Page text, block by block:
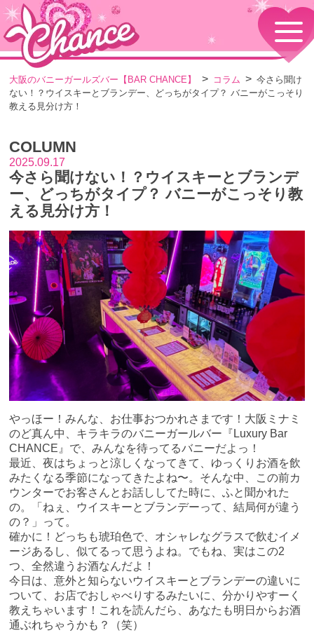
HOME
TOPページ
コンセプト
GIRLS
メニュー・料金
EVENTS
SHOP
店舗情報・よくある質問
VISITORS TO JAPAN
外国人観光客向け
RECRUIT
採用情報
大阪のバニーガールズバー【BAR CHANCE】 コラム
今さら聞け
ない！？ウイスキーとブランデー、どっちがタイプ？ バニーがこっそり
教える見分け方！
COLUMN
2025.09.17
今さら聞けない！？ウイスキーとブランデ
ー、どっちがタイプ？ バニーがこっそり教
える見分け方！
やっほー！みんな、お仕事おつかれさまです！大阪ミナミ
のど真ん中、キラキラのバニーガールバー『Luxury Bar
CHANCE』で、みんなを待ってるバニーだよっ！
最近、夜はちょっと涼しくなってきて、ゆっくりお酒を飲
みたくなる季節になってきたよね〜。そんな中、この前カ
ウンターでお客さんとお話ししてた時に、ふと聞かれた
の。「ねぇ、ウイスキーとブランデーって、結局何が違う
の？」って。
確かに！どっちも琥珀色で、オシャレなグラスで飲むイメ
ージあるし、似てるって思うよね。でもね、実はこの2
つ、全然違うお酒なんだよ！
今日は、意外と知らないウイスキーとブランデーの違いに
ついて、お店でおしゃべりするみたいに、分かりやすーく
教えちゃいます！これを読んだら、あなたも明日からお酒
通ぶれちゃうかも？（笑）